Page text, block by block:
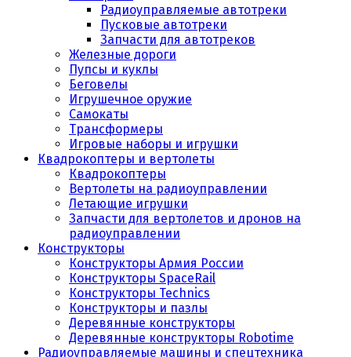
Радиоуправляемые автотреки
Пусковые автотреки
Запчасти для автотреков
Железные дороги
Пупсы и куклы
Беговелы
Игрушечное оружие
Самокаты
Трансформеры
Игровые наборы и игрушки
Квадрокоптеры и вертолеты
Квадрокоптеры
Вертолеты на радиоуправлении
Летающие игрушки
Запчасти для вертолетов и дронов на
радиоуправлении
Конструкторы
Конструкторы Армия России
Конструкторы SpaceRail
Конструкторы Technics
Конструкторы и пазлы
Деревянные конструкторы
Деревянные конструкторы Robotime
Радиоуправляемые машины и спецтехника